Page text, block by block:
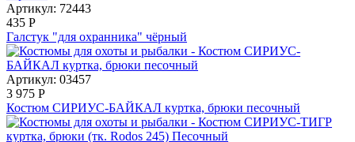
Артикул: 72443
435 Р
Галстук "для охранника" чёрный
Артикул: 03457
3 975 Р
Костюм СИРИУС-БАЙКАЛ куртка, брюки песочный